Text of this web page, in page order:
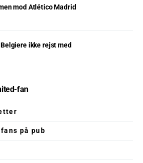
mod Atlético Madrid
ikke rejst med
fan
på pub